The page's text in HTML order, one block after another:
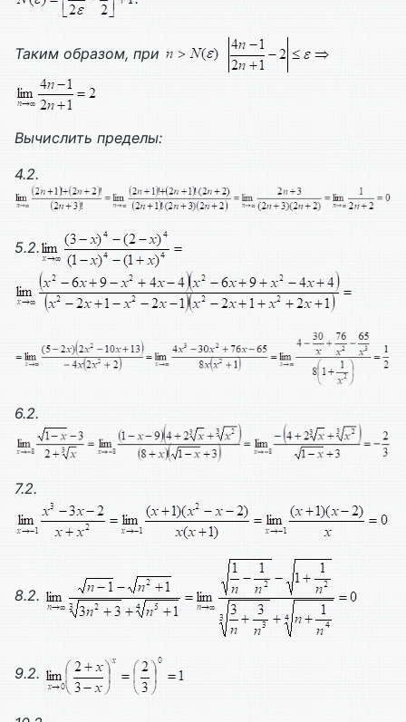
Таким образом, при
Вычислить пределы:
4.2.
5.2.
6.2.
7.2.
8.2.
9.2.